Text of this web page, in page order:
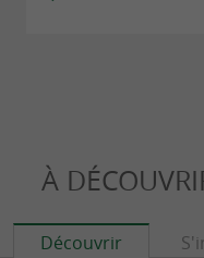
À
Découvrir